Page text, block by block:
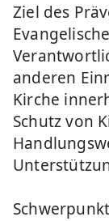
Ziel des
anderen
Kirche
Schutz von